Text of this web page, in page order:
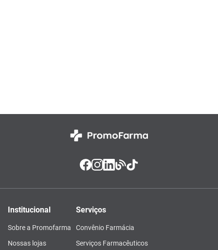
Institucional
Sobre a Promofarma
Nossas lojas
Serviços
Convênio Farmácia
Serviços Farmacêuticos